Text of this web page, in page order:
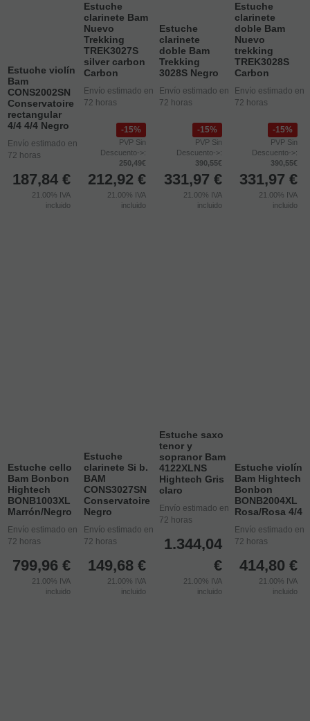
Estuche violín
Bam
CONS2002SN
Conservatoire
rectangular
4/4 4/4 Negro
Envío estimado en
72 horas
187,84 €
21.00% IVA
incluido
Estuche
clarinete Bam
Nuevo
Trekking
TREK3027S
silver carbon
Carbon
Envío estimado en
72 horas
15%
PVP Sin
Descuento->:
250,49€
212,92 €
21.00% IVA
incluido
Estuche
clarinete
doble Bam
Trekking
3028S Negro
Envío estimado en
72 horas
15%
PVP Sin
Descuento->:
390,55€
331,97 €
21.00% IVA
incluido
Estuche
clarinete
doble Bam
Nuevo
trekking
TREK3028S
Carbon
Envío estimado en
72 horas
15%
PVP Sin
Descuento->:
390,55€
331,97 €
21.00% IVA
incluido
Estuche cello
Bam Bonbon
Hightech
BONB1003XL
Marrón/Negro
Envío estimado en
72 horas
799,96 €
21.00% IVA
incluido
Estuche
clarinete Si b.
BAM
CONS3027SN
Conservatoire
Negro
Envío estimado en
72 horas
149,68 €
21.00% IVA
incluido
Estuche saxo
tenor y
sopranor Bam
4122XLNS
Hightech Gris
claro
Envío estimado en
72 horas
1.344,04
€
21.00% IVA
incluido
Estuche violín
Bam Hightech
Bonbon
BONB2004XL
Rosa/Rosa 4/4
Envío estimado en
72 horas
414,80 €
21.00% IVA
incluido